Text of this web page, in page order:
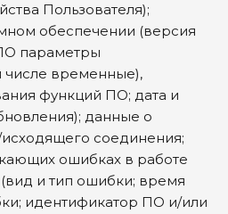
Пользователя);
обеспечении (версия
параметры
числе временные),
функций ПО; дата и
данные о
соединения;
ошибках в работе
и тип ошибки; время
идентификатор ПО и/или